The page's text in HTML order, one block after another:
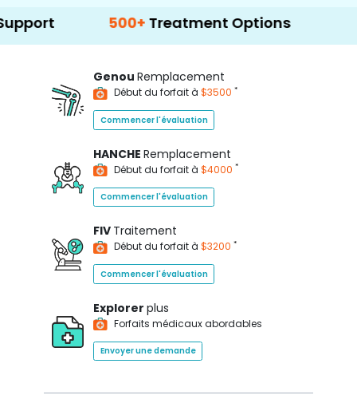
500+ Treatment Options
Genou Remplacement
Début du forfait à $3500 *
Commencer l'évaluation
HANCHE Remplacement
Début du forfait à $4000 *
Commencer l'évaluation
FIV Traitement
Début du forfait à $3200 *
Commencer l'évaluation
Explorer plus
Forfaits médicaux abordables
Envoyer une demande